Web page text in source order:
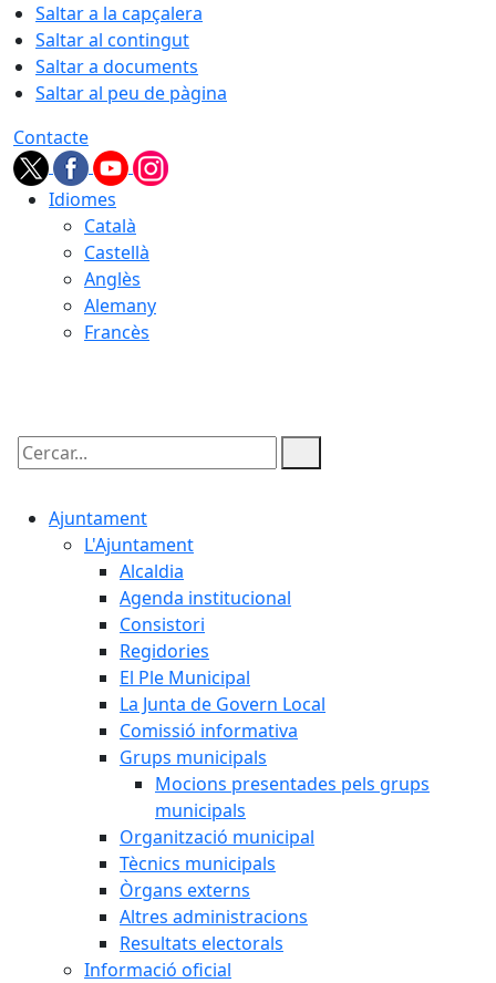
Saltar a la capçalera
Saltar al contingut
Saltar a documents
Saltar al peu de pàgina
Contacte
Idiomes
Català
Castellà
Anglès
Alemany
Francès
Cercar:
Ajuntament
L'Ajuntament
Alcaldia
Agenda institucional
Consistori
Regidories
El Ple Municipal
La Junta de Govern Local
Comissió informativa
Grups municipals
Mocions presentades pels grups
municipals
Organització municipal
Tècnics municipals
Òrgans externs
Altres administracions
Resultats electorals
Informació oficial